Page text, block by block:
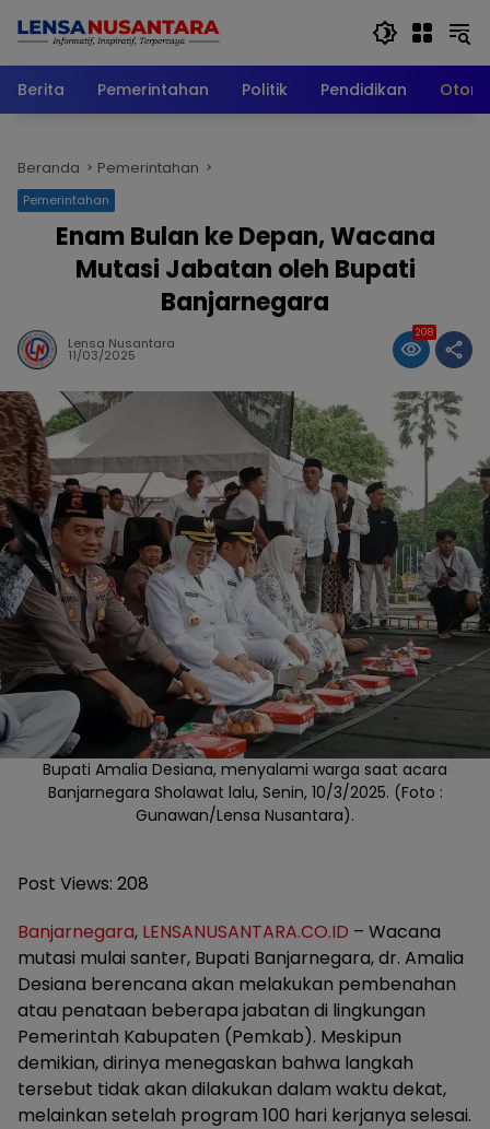
Berita
Pemerintahan Politik Pendidikan
Beranda Pemerintahan
Pemerintahan
Enam Bulan ke Depan, Wacana
Mutasi Jabatan oleh Bupati
Banjarnegara
Lensa Nusantara
11/03/2025
208
Bupati Amalia Desiana, menyalami warga saat acara
Banjarnegara Sholawat lalu, Senin, 10/3/2025. (Foto :
Gunawan/Lensa Nusantara).
Post Views: 208
Banjarnegara, LENSANUSANTARA.CO.ID – Wacana
mutasi mulai santer, Bupati Banjarnegara, dr. Amalia
Desiana berencana akan melakukan pembenahan
atau penataan beberapa jabatan di lingkungan
Pemerintah Kabupaten (Pemkab). Meskipun
demikian, dirinya menegaskan bahwa langkah
tersebut tidak akan dilakukan dalam waktu dekat,
melainkan setelah program 100 hari kerjanya selesai.